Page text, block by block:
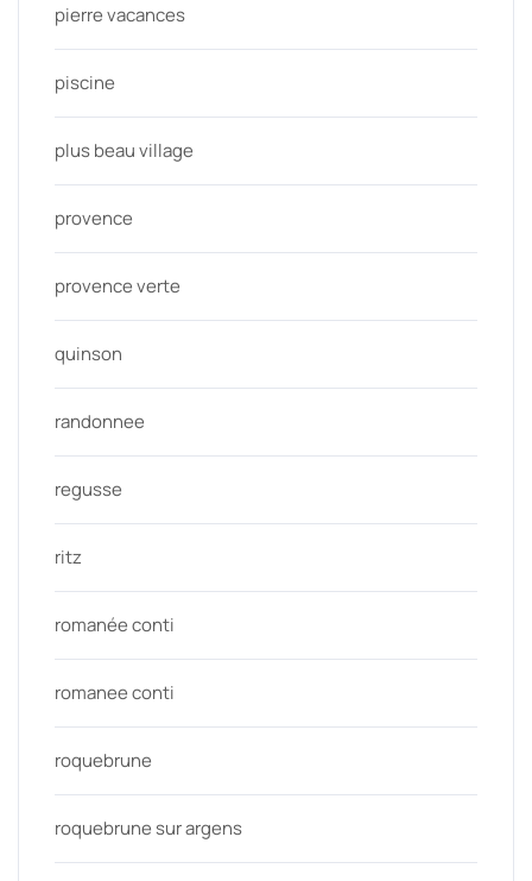
pierre vacances
piscine
plus beau village
provence
provence verte
quinson
randonnee
regusse
ritz
romanée conti
romanee conti
roquebrune
roquebrune sur argens